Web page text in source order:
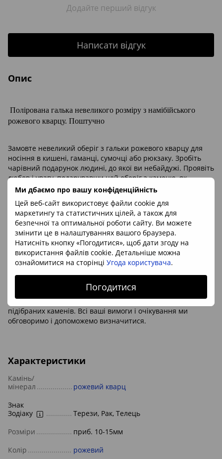
Ми дбаємо про вашу конфіденційність
Цей веб-сайт використовує файли cookie для
маркетингу та статистичних цілей, а також для
безпечної та оптимальної роботи сайту. Ви можете
змінити це в налаштуваннях вашого браузера.
Натисніть кнопку «Погодитися», щоб дати згоду на
використання файлів cookie. Детальніше можна
ознайомитися на сторінці Угода користувача.
Погодитися
Додайте перший відгук
Написати відгук
Опис
Полірована галька невеликого розміру з намібійського
рожевого кварцу. Поштучно
Замовте невеликий оберіг з гальки рожевого кварцу для
носіння в кишені, гаманці, сумочці або рюкзаку. Зробіть
чарівний подарунок людині, до якої ви небайдужі. Проявіть
любов і увагу, подарувавши цей оберіг з каменю, як
частинку себе
Мінерал: рожевий кварц
Розмір 1шт:
Походження каменю:Намібія
Ціна вказана за шт
(розмір, форма, відтінки кольору) обговорюються з нашим
менеджером. При необхідності ви отримаєте фото
підібраних каменів. Всі ваші вимоги і очікування ми
обговоримо і допоможемо визначитися.
Характеристики
Камінь/
мінерал
рожевий кварц
Знак
Зодіаку
Терези, Рак, Телець
Розміри
приб. 10-15мм
Колір
рожевий